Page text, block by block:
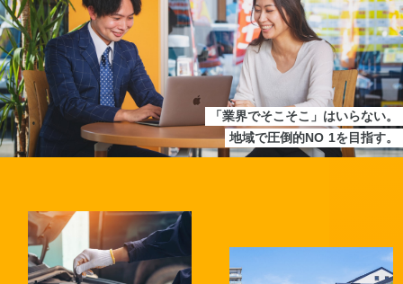
「業界でそこそこ」はいらない。
地域で圧倒的NO 1を目指す。